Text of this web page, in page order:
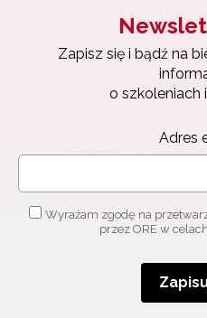
Zapisz się i bądź na
o szkoleniach
Adres
Wyrażam zgodę na
przez ORE w